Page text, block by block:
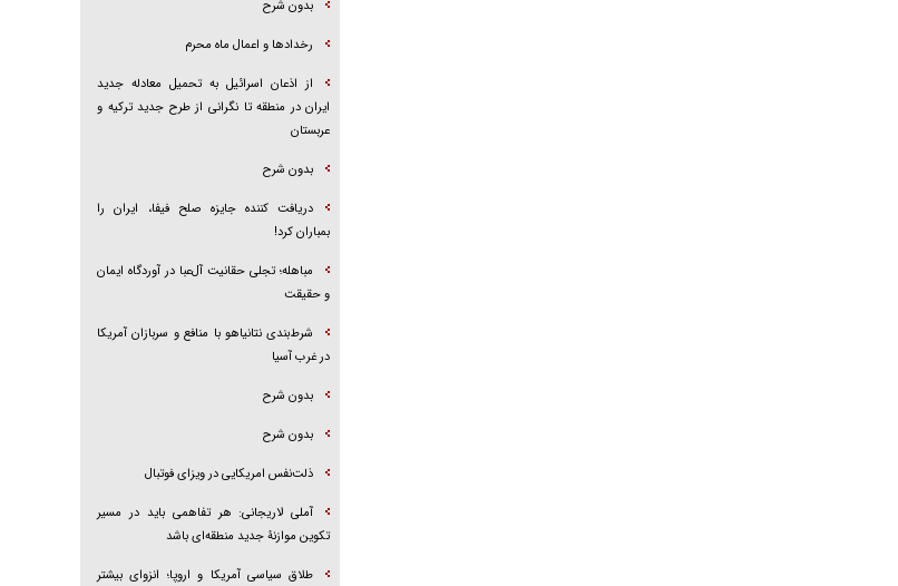
بدون شرح
رخداد‌ها و اعمال ماه محرم
از اذعان اسرائیل به تحمیل معادله جدید
ایران در منطقه تا نگرانی از طرح جدید ترکیه و
عربستان
بدون شرح
دریافت کننده جایزه صلح فیفا، ایران را
بمباران کرد!
مباهله؛ تجلی حقانیت آل‌عبا در آوردگاه ایمان
و حقیقت
شرط‌بندی نتانیاهو با منافع و سربازان آمریکا
در غرب آسیا
بدون شرح
بدون شرح
ذلت‌نفس امریکایی در ویزای فوتبال
آملی لاریجانی: هر تفاهمی باید در مسیر
تکوین موازنۀ جدید منطقه‌ای باشد
طلاق سیاسی آمریکا و اروپا؛ انزوای بیشتر